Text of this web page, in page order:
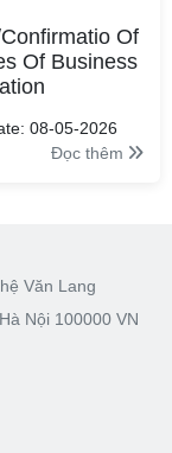
Of
Of Business
08-05-2026
Đọc thêm
Văn Lang
Nội 100000 VN